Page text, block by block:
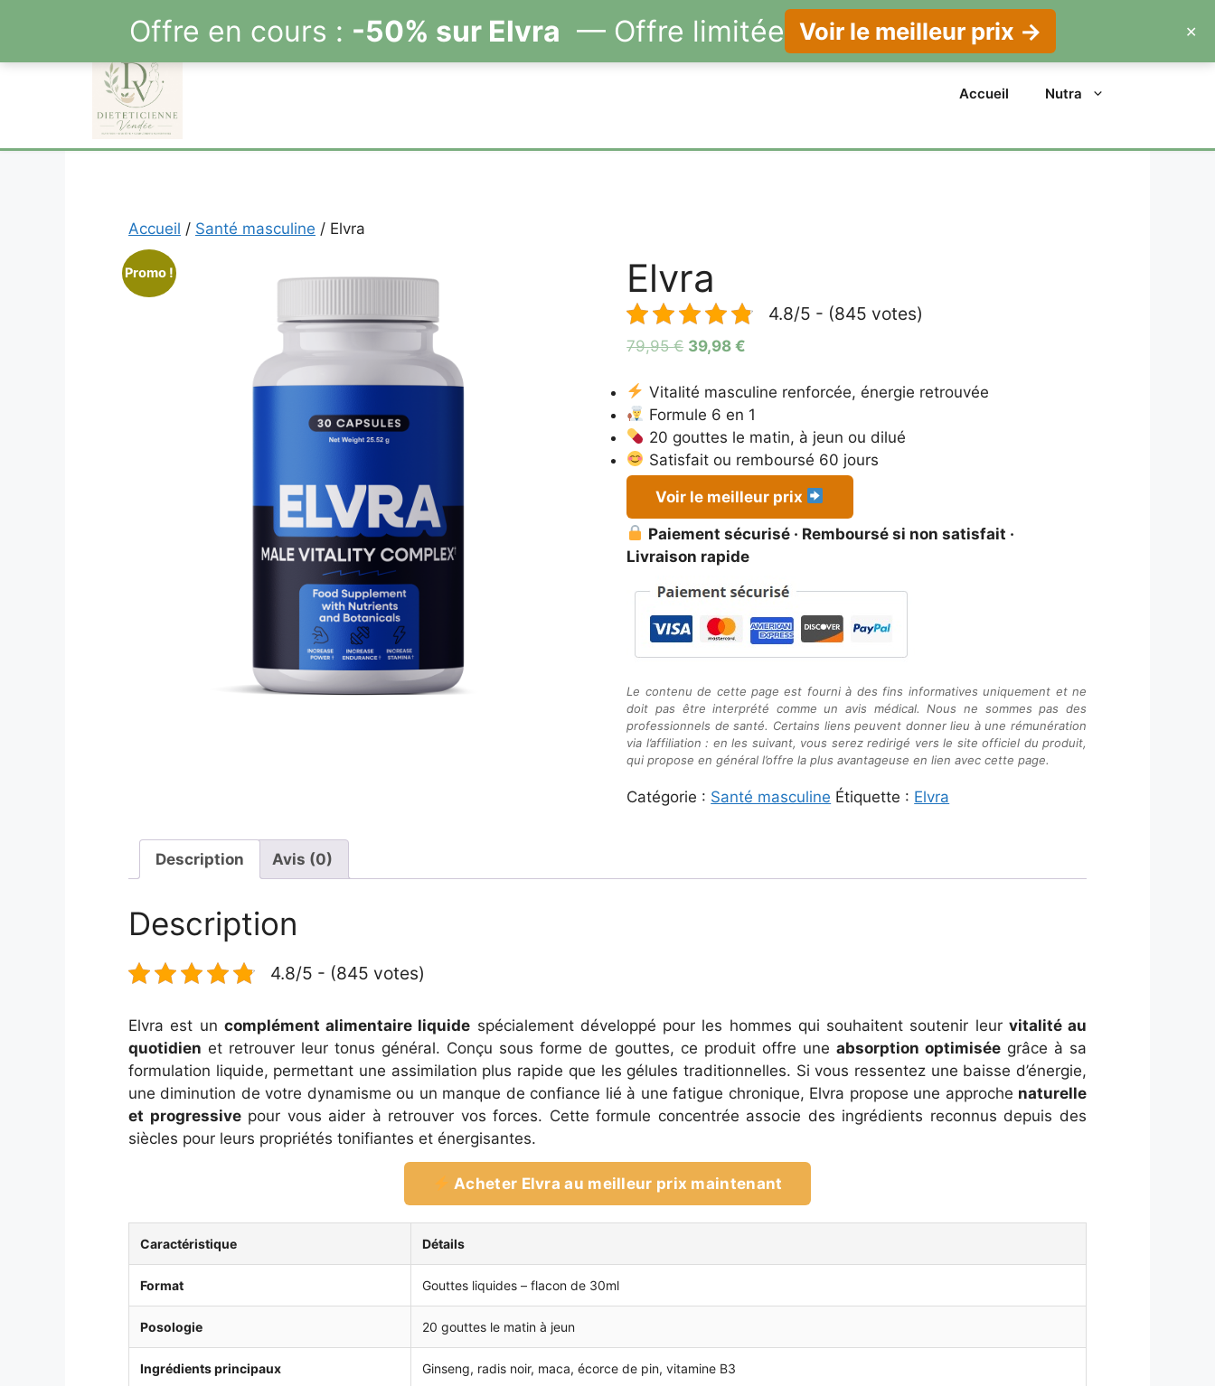
Accueil Nutra
Accueil / Santé masculine / Elvra
Promo ! Elvra
4.8/5 - (845 votes)
79,95€ Le
initial
était :
79,95 €.
39,98€
actuel
est :
39,98 €.
Vitalité masculine renforcée, énergie retrouvée
Formule 6 en 1
20 gouttes le matin, à jeun ou dilué
Satisfait ou remboursé 60 jours
Voir le meilleur prix
Paiement sécurisé · Remboursé si non satisfait ·
Livraison rapide
Le contenu de cette page est fourni à des fins informatives uniquement et ne
doit pas être interprété comme un avis médical. Nous ne sommes pas des
professionnels de santé. Certains liens peuvent donner lieu à une rémunération
via l’affiliation : en les suivant, vous serez redirigé vers le site officiel du produit,
qui propose en général l’offre la plus avantageuse en lien avec cette page.
Catégorie : Santé masculine Étiquette : Elvra
Description Avis (0)
Description
4.8/5 - (845 votes)
Elvra est un complément alimentaire liquide spécialement développé pour les hommes qui souhaitent soutenir leur vitalité au
quotidien et retrouver leur tonus général. Conçu sous forme de gouttes, ce produit offre une absorption optimiséegrâce à sa
formulation liquide, permettant une assimilation plus rapide que les gélules traditionnelles. Si vous ressentez une baisse d’énergie,
une diminution de votre dynamisme ou un manque de confiance lié à une fatigue chronique, Elvra propose une approche naturelle
et progressivepour vous aider à retrouver vos forces. Cette formule concentrée associe des ingrédients reconnus depuis des
siècles pour leurs propriétés tonifiantes et énergisantes.
Acheter Elvra au meilleur prix maintenant
Caractéristique Détails
Format Gouttes liquides – flacon de 30ml
Posologie 20 gouttes le matin à jeun
Ingrédients principaux Ginseng, radis noir, maca, écorce de pin, vitamine B3
Offre en cours : -50% sur Elvra — Offre limitée Voir le meilleur prix → ✕